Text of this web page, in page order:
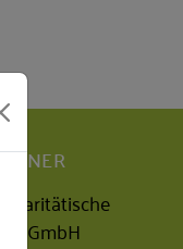
Paritätische
gGmbH